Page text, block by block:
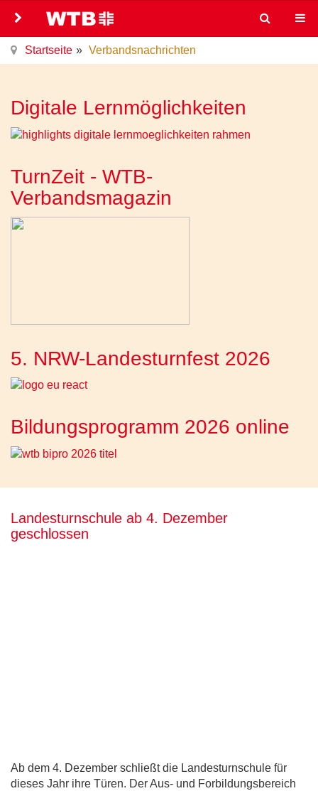
Startseite Verbandsnachrichten
Digitale Lernmöglichkeiten
TurnZeit - WTB-
Verbandsmagazin
5. NRW-Landesturnfest 2026
Bildungsprogramm 2026 online
Landesturnschule ab 4. Dezember
geschlossen
Ab dem 4. Dezember schließt die Landesturnschule für
dieses Jahr ihre Türen. Der Aus- und Forbildungsbereich